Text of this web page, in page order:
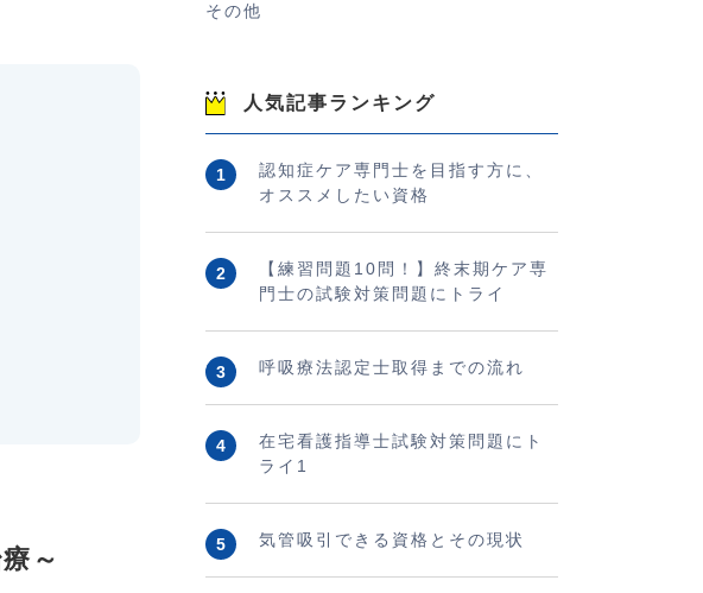
～
その他
人気記事ランキング
認知症ケア専門士を目指す方に、
オススメしたい資格
【練習問題10問！】終末期ケア専
門士の試験対策問題にトライ
呼吸療法認定士取得までの流れ
在宅看護指導士試験対策問題にト
ライ1
気管吸引できる資格とその現状